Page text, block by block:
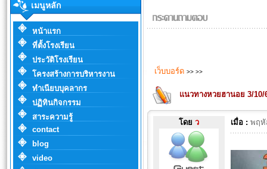
เมนูหลัก
หน้าแรก
ที่ตั้งโรงเรียน
ประวัติโรงเรียน
โครงสร้างการบริหารงาน
ทำเนียบบุคลากร
ปฏิทินกิจกรรม
สาระความรู้
contact
blog
video
เว็บบอร์ด >> >>
แนวทางหวยฮานอย 3/
โดย ว เมื่อ : พฤหั